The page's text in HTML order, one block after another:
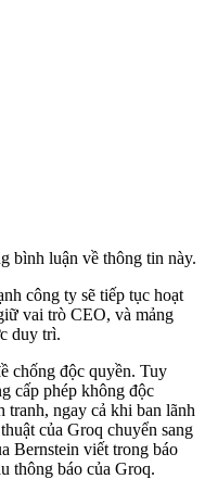
bình luận về thông tin này.
công ty sẽ tiếp tục hoạt
vai trò CEO, và mảng
duy trì.
chống độc quyền. Tuy
cấp phép không độc
ngay cả khi ban lãnh
của Groq chuyển sang
Bernstein viết trong báo
thông báo của Groq.